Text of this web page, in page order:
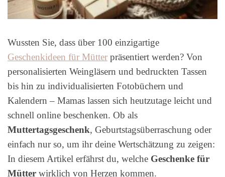
Wussten Sie, dass über 100 einzigartige
Geschenkideen für Mütter präsentiert werden? Von
personalisierten Weingläsern und bedruckten Tassen
bis hin zu individualisierten Fotobüchern und
Kalendern – Mamas lassen sich heutzutage leicht und
schnell online beschenken. Ob als
Muttertagsgeschenk, Geburtstagsüberraschung oder
einfach nur so, um ihr deine Wertschätzung zu zeigen:
In diesem Artikel erfährst du, welche Geschenke für
Mütter wirklich von Herzen kommen.